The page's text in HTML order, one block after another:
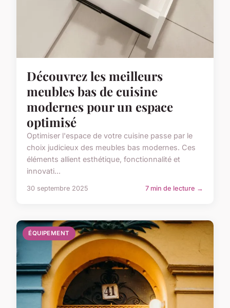
Découvrez les meilleurs
meubles bas de cuisine
modernes pour un espace
optimisé
Optimiser l'espace de votre cuisine passe par le
choix judicieux des meubles bas modernes. Ces
éléments allient esthétique, fonctionnalité et
innovati...
30 septembre 2025 7 min de lecture →
ÉQUIPEMENT